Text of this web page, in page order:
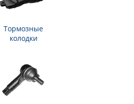
Тормозные
колодки